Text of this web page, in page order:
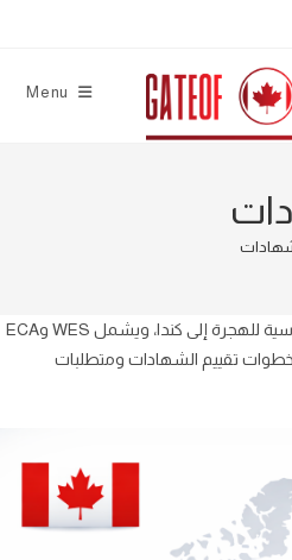
Menu
قسم خاص بمعادلة الشهادات الدراسية للهجرة إلى كندا، ويشمل WES وECA
تقييم الشهادات ومتطلبات